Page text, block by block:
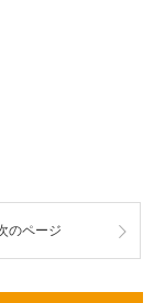
のページ